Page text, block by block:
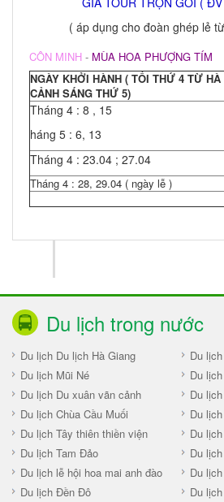
( áp dụng cho đoàn ghép lẻ
CÔN MINH - MÙA HOA PHƯỢNG TÍM
NGÀY KHỞI HÀNH ( TỐI THỨ 4 TỪ HÀ
CẢNH SÁNG THỨ 5)
Tháng 4 : 8 , 15
háng 5 : 6, 13
Tháng 4 : 23.04 ; 27.04
Tháng 4 : 28, 29.04 ( ngày lễ )
Du lịch trong nước
Du lịch Du lịch Hà Giang
Du
Du lịch Mũi Né
Du
Du lịch Du xuân vãn cảnh
Du
Du lịch Chùa Cầu Muối
Du
Du lịch Tây thiên thiền viện
Du
Du lịch Tam Đảo
Du
Du lịch lễ hội hoa mai anh đào
Du
Du lịch Đền Đô
Du